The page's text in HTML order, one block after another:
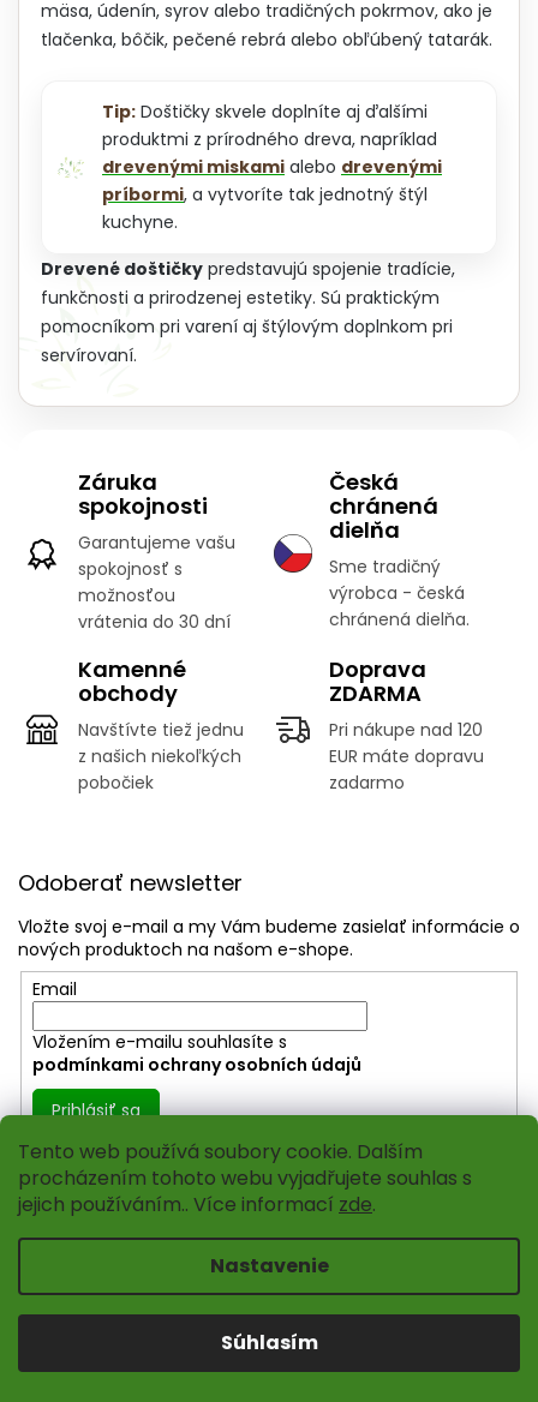
Tento web používá soubory cookie. Dalším
procházením tohoto webu vyjadřujete souhlas s
jejich používáním.. Více informací zde.
Nastavenie
Súhlasím
mäsa, údenín, syrov alebo tradičných pokrmov, ako je
tlačenka, bôčik, pečené rebrá alebo obľúbený tatarák.
Tip: Doštičky skvele doplníte aj ďalšími
produktmi z prírodného dreva, napríklad
drevenými miskami alebo drevenými
príbormi, a vytvoríte tak jednotný štýl
kuchyne.
Drevené doštičky predstavujú spojenie tradície,
funkčnosti a prirodzenej estetiky. Sú praktickým
pomocníkom pri varení aj štýlovým doplnkom pri
servírovaní.
Záruka
spokojnosti
Garantujeme vašu
spokojnosť s
možnosťou
vrátenia do 30 dní
Česká
chránená
dielňa
Sme tradičný
výrobca - česká
chránená dielňa.
Kamenné
obchody
Navštívte tiež jednu
z našich niekoľkých
pobočiek
Doprava
ZDARMA
Pri nákupe nad 120
EUR máte dopravu
zadarmo
Odoberať newsletter
Vložte svoj e-mail a my Vám budeme zasielať informácie o
nových produktoch na našom e-shope.
Email
Vložením e-mailu souhlasíte s
podmínkami ochrany osobních údajů
Prihlásiť sa
KONTAKTUJTE NÁS
Zavolejte námPO-PÁ 8:00-14:00
+ 420 604 636 475